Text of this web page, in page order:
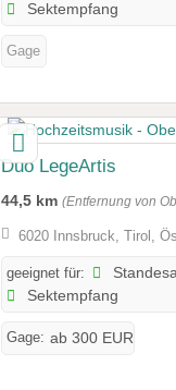
Sektempfang
Gage
Duo LegeArtis
44,5 km (Entfernung von
6020 Innsbruck, Tirol,
geeignet für:
Sektempfang
Gage: ab 300 EUR